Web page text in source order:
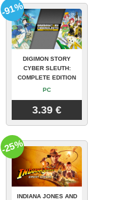
DIGIMON STORY
CYBER SLEUTH:
COMPLETE EDITION
PC
3.39 €
-91%
INDIANA JONES AND
-25%